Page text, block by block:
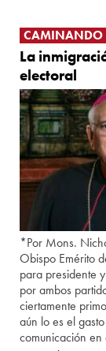
CAMINANDO
La
electoral
*Por Mons.
Obispo Emérito
para presidente
por ambos
ciertamente
aún lo es el
comunicación